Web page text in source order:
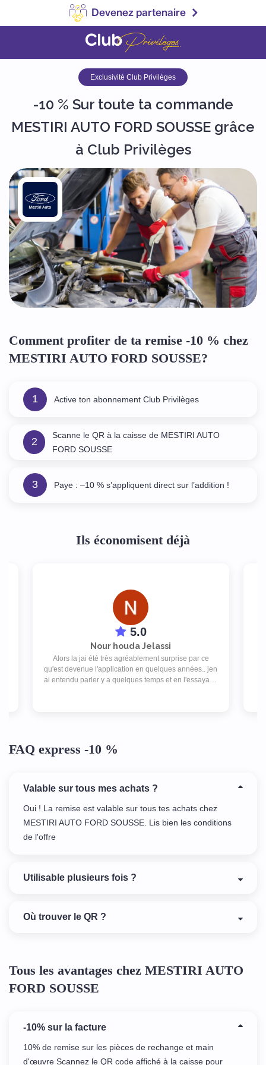
Devenez partenaire
Exclusivité Club Privilèges
-10 % Sur toute ta commande
MESTIRI AUTO FORD SOUSSE grâce
à Club Privilèges
Comment profiter de ta remise -10 % chez
MESTIRI AUTO FORD SOUSSE?
1 Active ton abonnement Club Privilèges
2
Scanne le QR à la caisse de MESTIRI AUTO
FORD SOUSSE
3 Paye : –10 % s’appliquent direct sur l’addition !
Ils économisent déjà
5.0
Nour houda Jelassi
Alors la jai été très agréablement surprise par ce
qu'est devenue l'application en quelques années.. jen
ai entendu parler y a quelques temps et en l'essayant,
FAQ express -10 %
Valable sur tous mes achats ?
Oui ! La remise est valable sur tous tes achats chez
MESTIRI AUTO FORD SOUSSE. Lis bien les conditions
de l'offre
Utilisable plusieurs fois ?
Où trouver le QR ?
Tous les avantages chez MESTIRI AUTO
FORD SOUSSE
-10% sur la facture
10% de remise sur les pièces de rechange et main
d'œuvre Scannez le QR code affiché à la caisse pour